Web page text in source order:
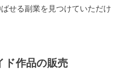
せる副業を見つけていただけ
ド作品の販売